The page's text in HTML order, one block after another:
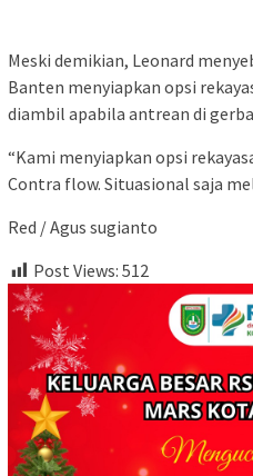
Meski demikian, Leonard
Banten menyiapkan opsi
diambil apabila antrean di
“Kami menyiapkan opsi
Contra flow. Situasional saja
Red / Agus sugianto
Post Views: 512